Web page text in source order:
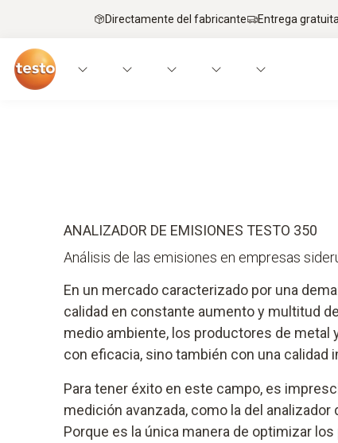
Directamente del fabricante Entrega
Instrumentos
ANALIZADOR DE EMISIONES TESTO 350
Análisis de las emisiones en empresas
En un mercado caracterizado por una
calidad en constante aumento y multitud
medio ambiente, los productores de metal
con eficacia, sino también con una calidad
Para tener éxito en este campo, es
medición avanzada, como la del
Porque es la única manera de optimizar